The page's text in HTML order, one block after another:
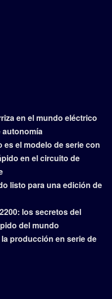
en el mundo eléctrico
autonomía
es el modelo de serie con
en el circuito de
listo para una edición de
los secretos del
del mundo
producción en serie de